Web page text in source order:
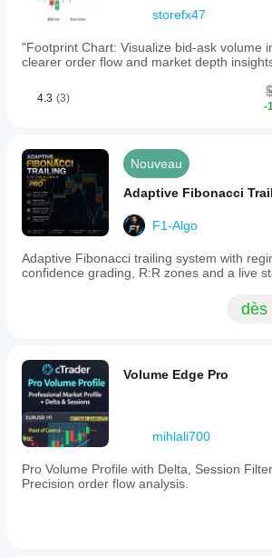
storefx47
"Footprint Chart: Visualize bid-ask volume
clearer order flow and market depth
4.3 (3)
-
Nouveau
Adaptive Fibonacci
F1-Algo
Adaptive Fibonacci trailing system with
confidence grading, R:R zones and a live
dès
Volume Edge Pro
mihlali700
Pro Volume Profile with Delta, Session
Precision order flow analysis.